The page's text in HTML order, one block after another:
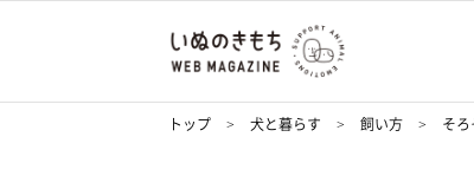
トップ 犬と暮らす 飼い方 そ